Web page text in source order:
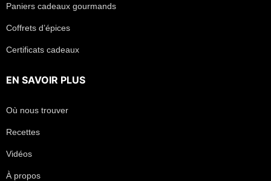
Paniers cadeaux gourmands
Coffrets d’épices
Certificats cadeaux
EN SAVOIR PLUS
Où nous trouver
Recettes
Vidéos
À propos